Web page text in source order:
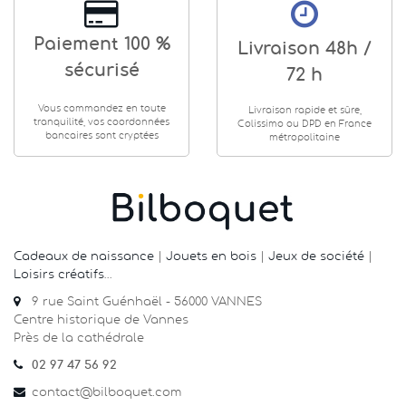
Paiement 100 %
sécurisé
Vous commandez en toute
tranquilité, vos coordonnées
bancaires sont cryptées
Livraison 48h /
72 h
Livraison rapide et sûre,
Colissimo ou DPD en France
métropolitaine
Cadeaux de naissance Jouets en bois Jeux de société
Loisirs créatifs…
9 rue Saint Guénhaël - 56000 VANNES
Centre historique de Vannes
Près de la cathédrale
02 97 47 56 92
contact@bilboquet.com